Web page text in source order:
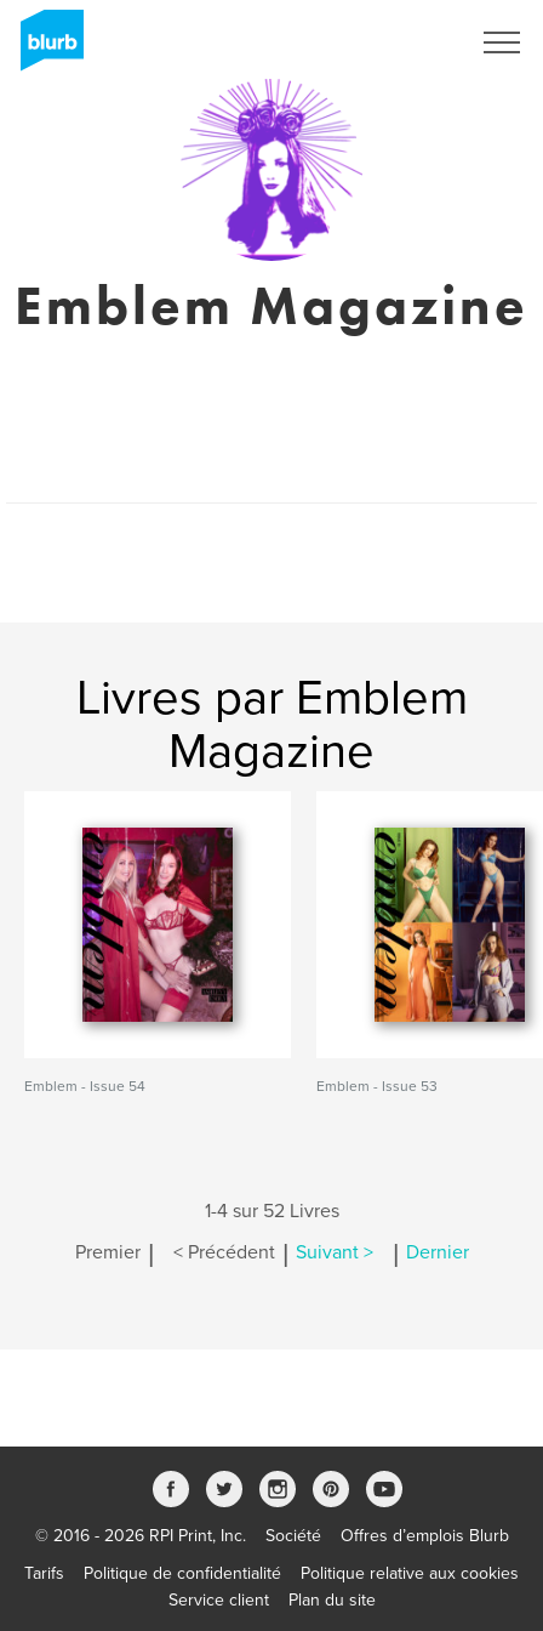
Emblem Magazine
Livres par Emblem
Magazine
Emblem - Issue 54 Emblem - Issue 53
1-4 sur 52 Livres
Premier | < Précédent | Suivant > | Dernier
© 2016 - 2026 RPI Print, Inc. Société
Offres d’emplois Blurb
Tarifs
Politique de confidentialité
Politique relative aux cookies
Service client
Plan du site